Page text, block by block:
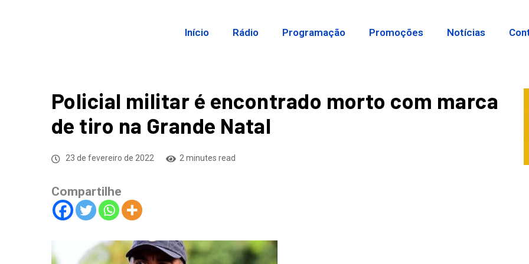
Início Rádio Programação Promoções Notícias
Policial militar é encontrado morto com marca
de tiro na Grande Natal
23 de fevereiro de 2022 2 minutes read
Compartilhe